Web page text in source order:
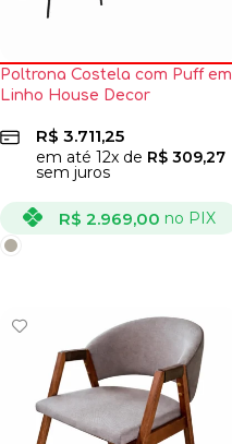
Poltrona Costela com Puff em
Linho House Decor
R$ 3.711,25
em até 12x de R$ 309,27
sem juros
R$ 2.969,00 no PIX